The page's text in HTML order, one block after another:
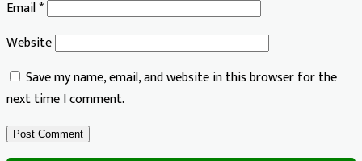
Email*
Website
Save my name, email, and website in this browser for the
next time I comment.